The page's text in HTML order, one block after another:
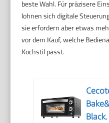
beste Wahl. Für präzisere
lohnen sich digitale
sie erfordern aber etwas
vor dem Kauf, welche
Kochstil passt.